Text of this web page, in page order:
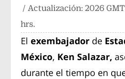
/ Actualización:2026
hrs.
Elexembajador de
México, Ken Salazar,
durante el tiempo en